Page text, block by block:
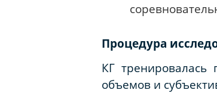
Процедура
КГ тренировалась
объемов и